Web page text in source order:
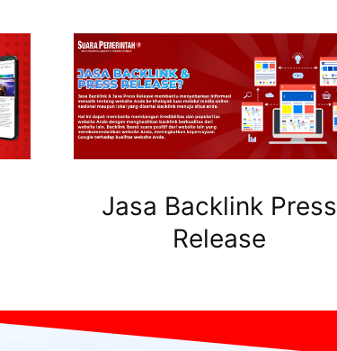
Jasa Backlink Press
Release